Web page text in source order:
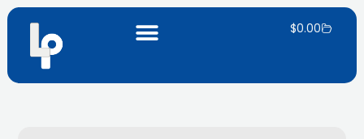
contenido
$0.00Carrito